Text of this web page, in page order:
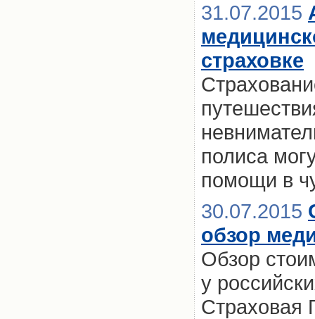
31.07.2015
страховке
полиса
помощи в
30.07.2015
обзор
Обзор
у
Страховая